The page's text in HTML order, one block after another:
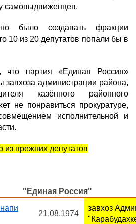
самовыдвиженцев.
было создавать фракции
10 из 20 депутатов попали бы в
что партия «Единая Россия»
завхоза администрации района,
казённого районного
не понравиться прокуратуре,
исполнительной и
из прежних депутатов
"Единая Россия"
21.08.1974
завхоз